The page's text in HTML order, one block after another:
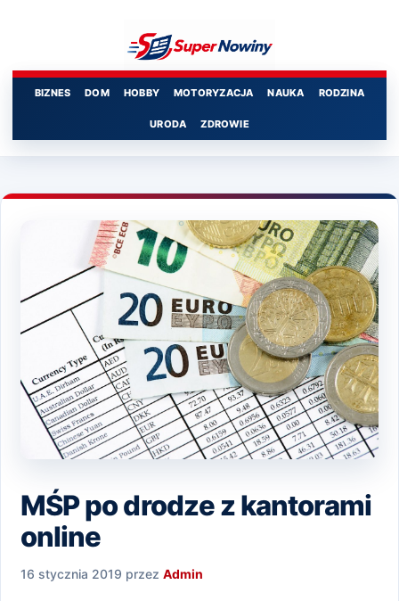
BIZNES DOM HOBBY MOTORYZACJA NAUKA RODZINA
URODA ZDROWIE
MŚP po drodze z kantorami
online
16 stycznia 2019 przez Admin